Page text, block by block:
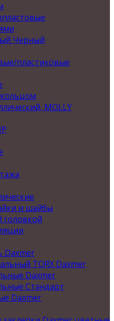
Черный
пластиковые
MOLLY
и шайбы
головкой
Daxmer
TORX Daxmer
Daxmer
Стандарт
Daxmer